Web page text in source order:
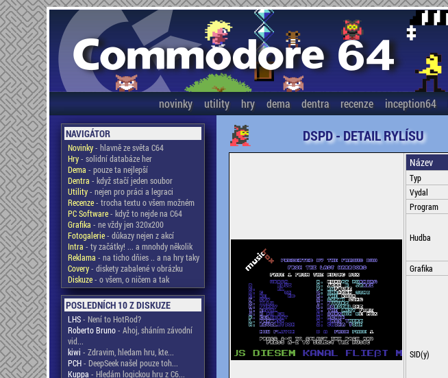
novinky utility hry dema dentra recenze inception64
NAVIGÁTOR
Novinky- hlavně ze světa C64
Hry- solidní databáze her
Dema - pouze ta nejlepší
Dentra - když stačí jeden soubor
Utility- nejen pro práci a legraci
Recenze- trocha textu o všem možném
PC Software- když to nejde na C64
Grafika - ne vždy jen 320x200
Fotogalerie- důkazy nejen z akcí
Intra - ty začátky! ... a mnohdy několik
Reklama - na ticho dňies .. a na hry taky
Covery- diskety zabalené v obrázku
Diskuze- o všem, o ničem a tak
POSLEDNÍCH 10 Z DISKUZE
LHS- Není to HotRod?
Roberto Bruno- Ahoj, sháním závodní
vid...
kiwi - Zdravim, hledam hru, kte...
PCH- DeepSeek našel pouze toh...
Kuppa - Hledám logickou hru z C6...
DSPD - DETAIL RYLÍSU
Název
Typ
Vydal
Program
Hudba
Grafika
SID(y)